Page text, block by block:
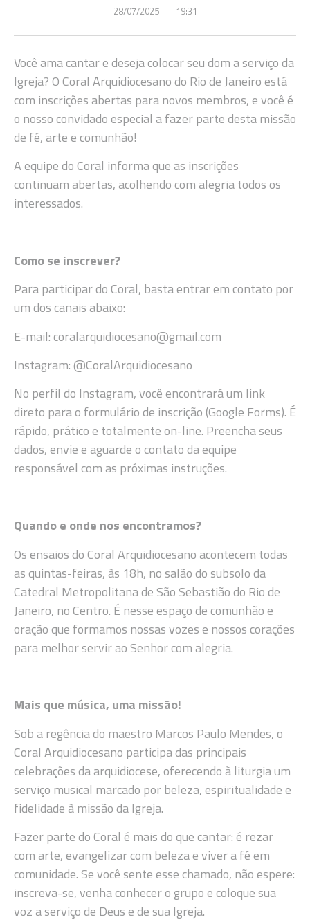
28/07/2025 19:31
Você ama cantar e deseja colocar seu dom a serviço da
Igreja? O Coral Arquidiocesano do Rio de Janeiro está
com inscrições abertas para novos membros, e você é
o nosso convidado especial a fazer parte desta missão
de fé, arte e comunhão!
A equipe do Coral informa que as inscrições
continuam abertas, acolhendo com alegria todos os
interessados.
Como se inscrever?
Para participar do Coral, basta entrar em contato por
um dos canais abaixo:
E-mail: coralarquidiocesano@gmail.com
Instagram: @CoralArquidiocesano
No perfil do Instagram, você encontrará um link
direto para o formulário de inscrição (Google Forms). É
rápido, prático e totalmente on-line. Preencha seus
dados, envie e aguarde o contato da equipe
responsável com as próximas instruções.
Quando e onde nos encontramos?
Os ensaios do Coral Arquidiocesano acontecem todas
as quintas-feiras, às 18h, no salão do subsolo da
Catedral Metropolitana de São Sebastião do Rio de
Janeiro, no Centro. É nesse espaço de comunhão e
oração que formamos nossas vozes e nossos corações
para melhor servir ao Senhor com alegria.
Mais que música, uma missão!
Sob a regência do maestro Marcos Paulo Mendes, o
Coral Arquidiocesano participa das principais
celebrações da arquidiocese, oferecendo à liturgia um
serviço musical marcado por beleza, espiritualidade e
fidelidade à missão da Igreja.
Fazer parte do Coral é mais do que cantar: é rezar
com arte, evangelizar com beleza e viver a fé em
comunidade. Se você sente esse chamado, não espere:
inscreva-se, venha conhecer o grupo e coloque sua
voz a serviço de Deus e de sua Igreja.